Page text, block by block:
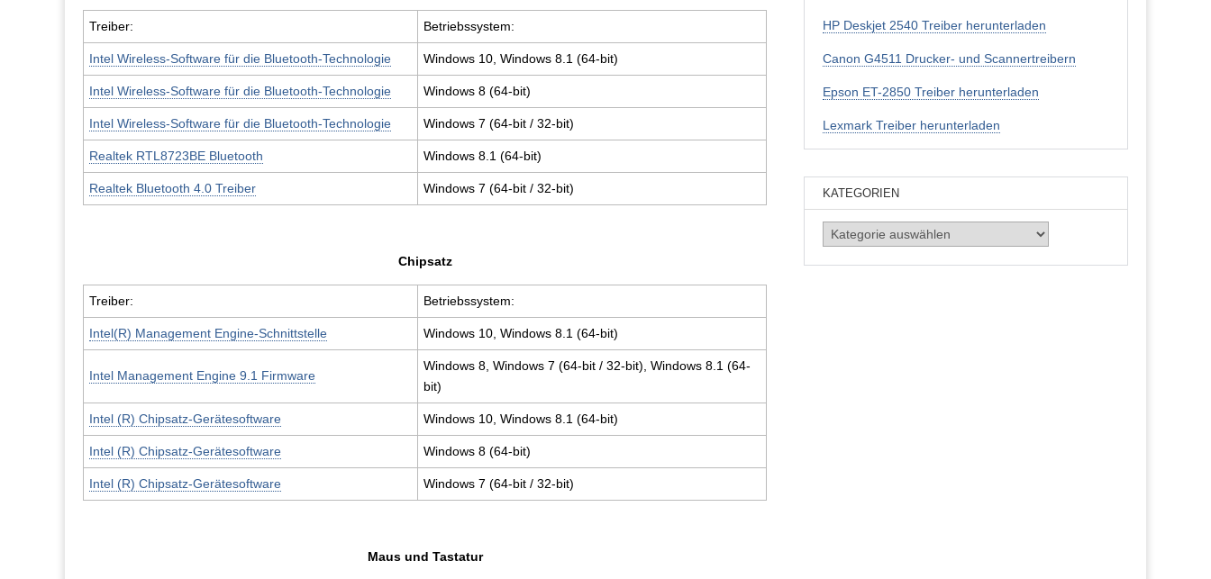
Treiber: Betriebssystem:
Intel Wireless-Software für die Bluetooth-Technologie Windows 10, Windows 8.1 (64-bit)
Intel Wireless-Software für die Bluetooth-Technologie Windows 8 (64-bit)
Intel Wireless-Software für die Bluetooth-Technologie Windows 7 (64-bit / 32-bit)
Realtek RTL8723BE Bluetooth Windows 8.1 (64-bit)
Realtek Bluetooth 4.0 Treiber Windows 7 (64-bit / 32-bit)
Chipsatz
Treiber: Betriebssystem:
Intel(R) Management Engine-Schnittstelle Windows 10, Windows 8.1 (64-bit)
Intel Management Engine 9.1 Firmware
Windows 8, Windows 7 (64-bit / 32-bit), Windows 8.1 (64-
bit)
Intel (R) Chipsatz-Gerätesoftware Windows 10, Windows 8.1 (64-bit)
Intel (R) Chipsatz-Gerätesoftware Windows 8 (64-bit)
Intel (R) Chipsatz-Gerätesoftware Windows 7 (64-bit / 32-bit)
Maus und Tastatur
HP Deskjet 2540 Treiber herunterladen
Canon G4511 Drucker- und Scannertreibern
Epson ET-2850 Treiber herunterladen
Lexmark Treiber herunterladen
KATEGORIEN
Kategorien